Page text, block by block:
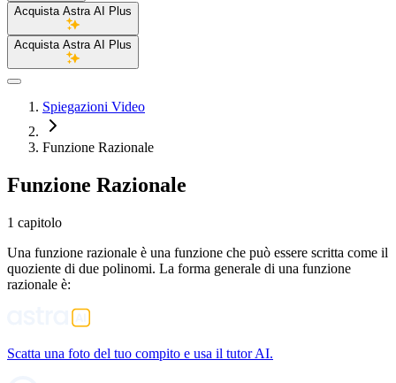
Acquista Astra AI Plus
Acquista Astra AI Plus
Spiegazioni Video
Funzione Razionale
Funzione Razionale
1 capitolo
Una funzione razionale è una funzione che può essere scritta come il
quoziente di due polinomi. La forma generale di una funzione
razionale è:
Scatta una foto del tuo compito e usa il tutor AI.